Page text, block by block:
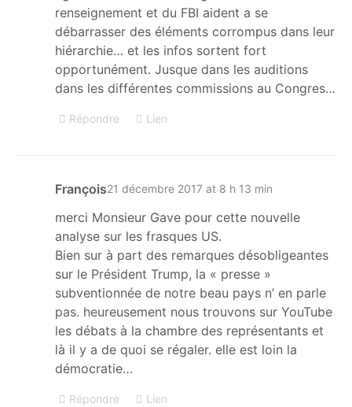
renseignement et du FBI aident a se
débarrasser des éléments corrompus dans leur
hiérarchie… et les infos sortent fort
opportunément. Jusque dans les auditions
dans les différentes commissions au Congres…
Répondre Lien
François21 décembre 2017 at 8 h 13 min
merci Monsieur Gave pour cette nouvelle
analyse sur les frasques US.
Bien sur à part des remarques désobligeantes
sur le Président Trump, la « presse »
subventionnée de notre beau pays n’ en parle
pas. heureusement nous trouvons sur YouTube
les débats à la chambre des représentants et
là il y a de quoi se régaler. elle est loin la
démocratie…
Répondre Lien